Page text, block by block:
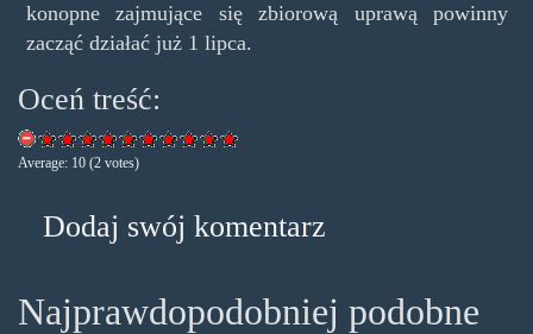
konopne zajmujące się zbiorową uprawą powinny
zacząć działać już 1 lipca.
Oceń treść:
Average: 10 (2 votes)
Dodaj swój komentarz
Najprawdopodobniej podobne